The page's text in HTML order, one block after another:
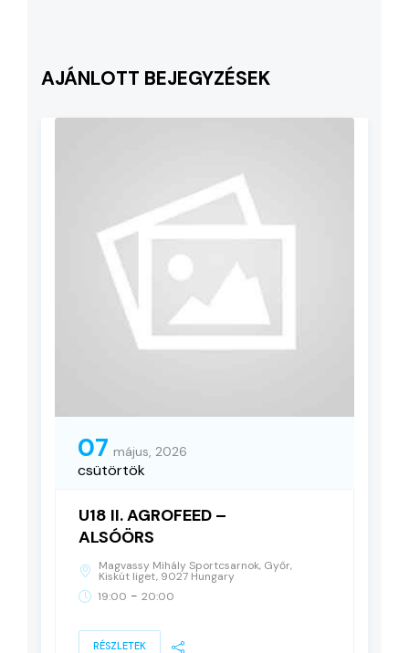
AJÁNLOTT BEJEGYZÉSEK
07 május, 2026
csütörtök
U18 II. AGROFEED –
ALSÓÖRS
Magvassy Mihály Sportcsarnok, Győr,
Kiskút liget, 9027 Hungary
19:00 - 20:00
RÉSZLETEK